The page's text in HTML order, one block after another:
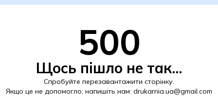
500
Щось пішло не так...
Спробуйте перезавантажити сторінку.
Якщо це не допомогло, напишіть нам: drukarnia.ua@gmail.com